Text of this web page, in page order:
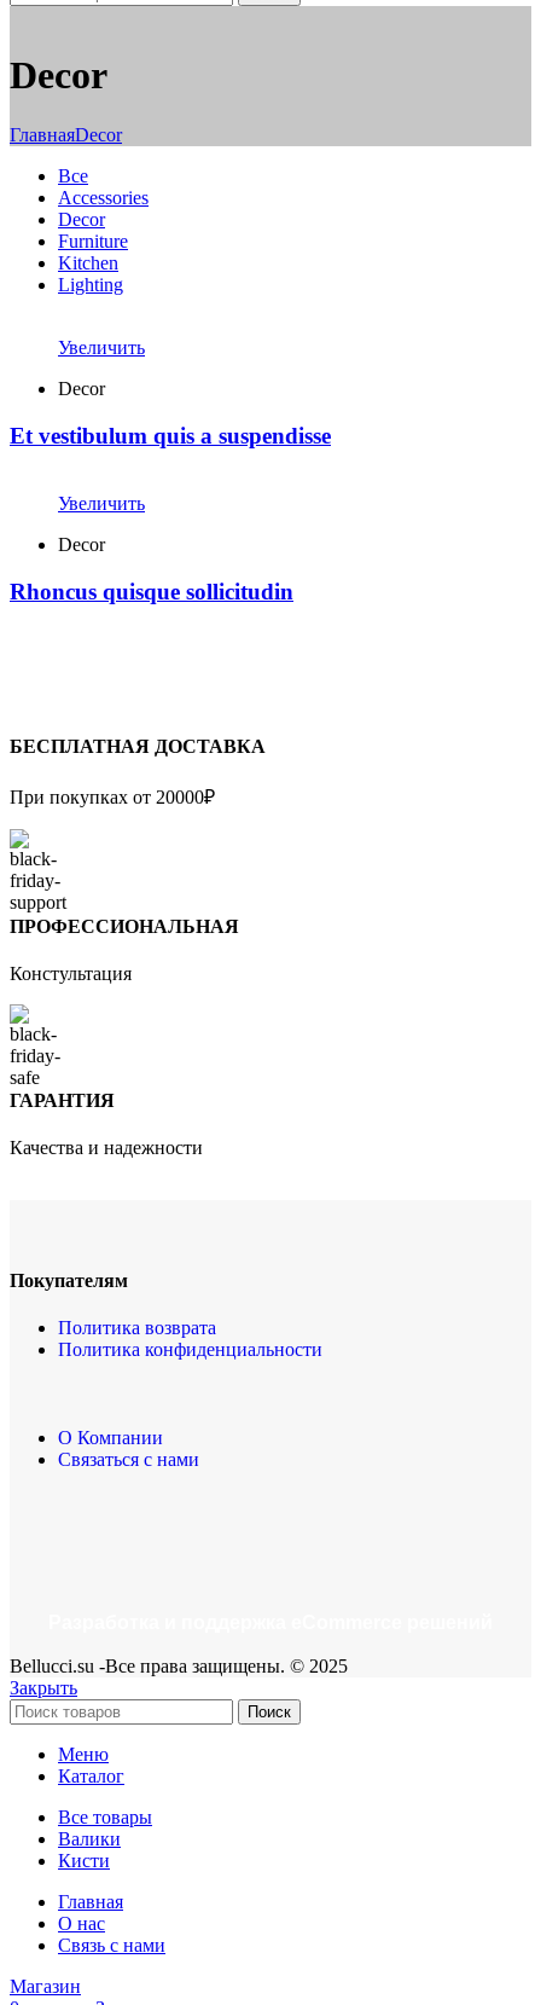
Decor
ГлавнаяDecor
Все
Accessories
Decor
Furniture
Kitchen
Lighting
Увеличить
Decor
Et vestibulum quis a suspendisse
Увеличить
Decor
Rhoncus quisque sollicitudin
БЕСПЛАТНАЯ ДОСТАВКА
При покупках от 20000₽
ПРОФЕССИОНАЛЬНАЯ
Констультация
ГАРАНТИЯ
Качества и надежности
Покупателям
Политика возврата
Политика конфиденциальности
О Компании
Связаться с нами
Bellucci.su -Все права защищены. © 2025
Закрыть
Поиск
Меню
Каталог
Все товары
Валики
Кисти
Главная
О нас
Связь с нами
Магазин